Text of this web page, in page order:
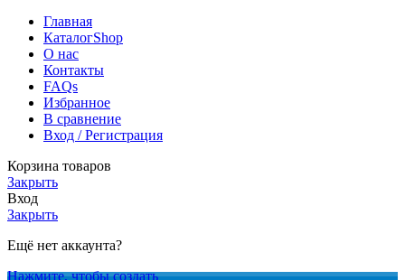
Главная
КаталогShop
О нас
Контакты
FAQs
Избранное
В сравнение
Вход / Регистрация
Корзина товаров
Закрыть
Вход
Закрыть
Ещё нет аккаунта?
Нажмите, чтобы создать